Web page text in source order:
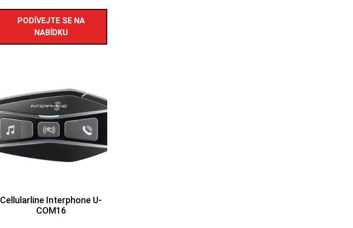
PODÍVEJTE SE NA
NABÍDKU
Cellularline Interphone U-
COM16